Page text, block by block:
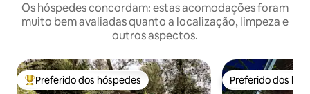
Os hóspedes concordam: estas acomodações foram
muito bem avaliadas quanto a localização, limpeza e
outros aspectos.
Entre os melhores preferidos dos hóspedes
Preferido dos hóspedes Preferido dos
Preferido dos